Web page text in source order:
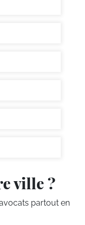
ville ?
partout en